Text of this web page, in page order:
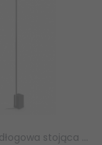
Lampa podłogowa stojąca LED czarna tuba minimalistyczna klasyczna nowoczesna Essence 371771 Ideal Lux